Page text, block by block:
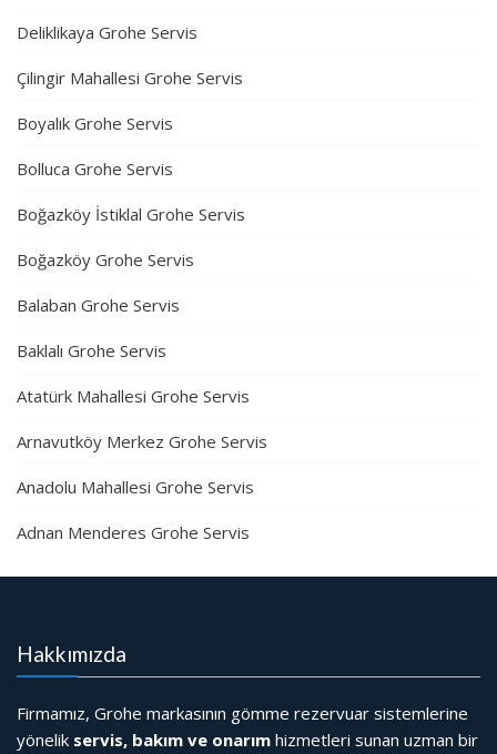
Deliklikaya Grohe Servis
Çilingir Mahallesi Grohe Servis
Boyalık Grohe Servis
Bolluca Grohe Servis
Boğazköy İstiklal Grohe Servis
Boğazköy Grohe Servis
Balaban Grohe Servis
Baklalı Grohe Servis
Atatürk Mahallesi Grohe Servis
Arnavutköy Merkez Grohe Servis
Anadolu Mahallesi Grohe Servis
Adnan Menderes Grohe Servis
Hakkımızda
Firmamız, Grohe markasının gömme rezervuar sistemlerine
yönelik servis, bakım ve onarım hizmetleri sunan uzman bir